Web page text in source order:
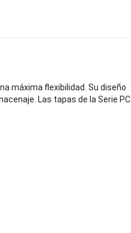
máxima flexibilidad. Su diseño
Las tapas de la Serie PC